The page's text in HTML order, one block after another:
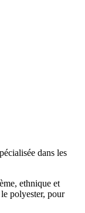
dans les
ethnique et
polyester, pour